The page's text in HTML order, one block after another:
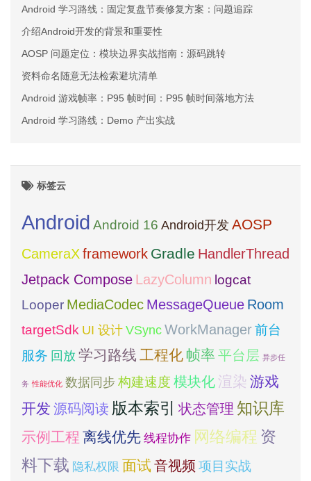
Android 学习路线：固定复盘节奏修复方案：问题追踪
介绍Android开发的背景和重要性
AOSP 问题定位：模块边界实战指南：源码跳转
资料命名随意无法检索避坑清单
Android 游戏帧率：P95 帧时间：P95 帧时间落地方法
Android 学习路线：Demo 产出实战
标签云
Android Android 16 Android开发 AOSP
CameraXframework Gradle HandlerThread
Jetpack Compose LazyColumn logcat
Looper MediaCodec MessageQueue Room
targetSdk UI 设计 VSyncWorkManager前台
服务 回放 学习路线 工程化帧率 平台层 异步任
务 性能优化 数据同步 构建速度 模块化 渲染 游戏
开发 源码阅读 版本索引 状态管理 知识库
示例工程 离线优先 线程协作 网络编程 资
料下载 隐私权限 面试 音视频 项目实战